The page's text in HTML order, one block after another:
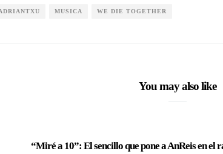
MUSICA WE DIE TOGETHER
You may also like
“Miré a 10”: El sencillo que pone a AnReis en el